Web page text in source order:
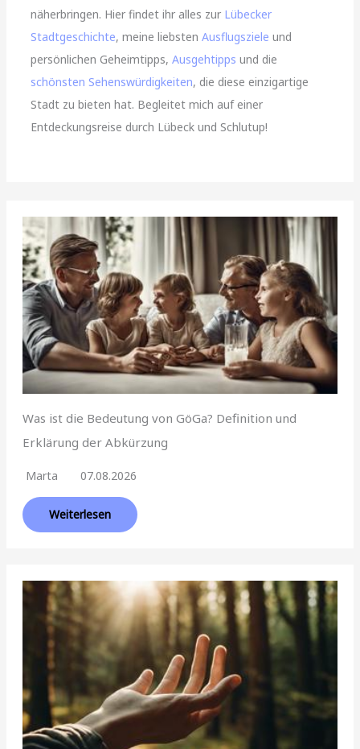
näherbringen. Hier findet ihr alles zur Lübecker
Stadtgeschichte, meine liebstenAusflugsziele und
persönlichen Geheimtipps,Ausgehtipps und die
schönsten Sehenswürdigkeiten, die diese einzigartige
Stadt zu bieten hat. Begleitet mich auf einer
Entdeckungsreise durch Lübeck und Schlutup!
Was ist die Bedeutung von GöGa? Definition und
Erklärung der Abkürzung
Marta 07.08.2026
Weiterlesen